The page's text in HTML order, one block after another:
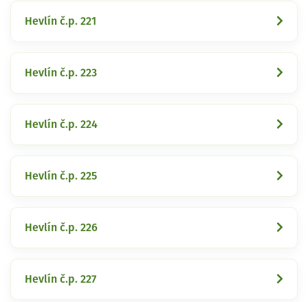
Hevlín č.p. 221
Hevlín č.p. 223
Hevlín č.p. 224
Hevlín č.p. 225
Hevlín č.p. 226
Hevlín č.p. 227